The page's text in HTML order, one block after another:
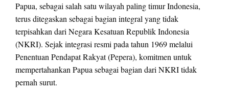
Papua, sebagai salah satu wilayah paling timur Indonesia,
terus ditegaskan sebagai bagian integral yang tidak
terpisahkan dari Negara Kesatuan Republik Indonesia
(NKRI). Sejak integrasi resmi pada tahun 1969 melalui
Penentuan Pendapat Rakyat (Pepera), komitmen untuk
mempertahankan Papua sebagai bagian dari NKRI tidak
pernah surut.